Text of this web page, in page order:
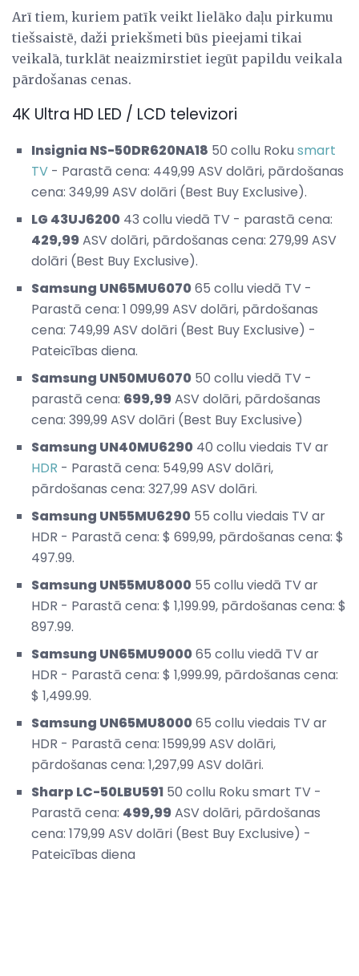
Arī tiem, kuriem patīk veikt lielāko daļu pirkumu
tiešsaistē, daži priekšmeti būs pieejami tikai
veikalā, turklāt neaizmirstiet iegūt papildu veikala
pārdošanas cenas.
4K Ultra HD LED / LCD televizori
Insignia NS-50DR620NA18 50 collu Roku smart
TV - Parastā cena: 449,99 ASV dolāri, pārdošanas
cena: 349,99 ASV dolāri (Best Buy Exclusive).
LG 43UJ6200 43 collu viedā TV - parastā cena:
429,99ASV dolāri, pārdošanas cena: 279,99 ASV
dolāri (Best Buy Exclusive).
Samsung UN65MU607065 collu viedā TV -
Parastā cena: 1 099,99 ASV dolāri, pārdošanas
cena: 749,99 ASV dolāri (Best Buy Exclusive) -
Pateicības diena.
Samsung UN50MU6070 50 collu viedā TV -
parastā cena: 699,99ASV dolāri, pārdošanas
cena: 399,99 ASV dolāri (Best Buy Exclusive)
Samsung UN40MU6290 40 collu viedais TV ar
HDR - Parastā cena: 549,99 ASV dolāri,
pārdošanas cena: 327,99 ASV dolāri.
Samsung UN55MU6290 55 collu viedais TV ar
HDR - Parastā cena: $ 699,99, pārdošanas cena: $
497.99.
Samsung UN55MU8000 55 collu viedā TV ar
HDR - Parastā cena: $ 1,199.99, pārdošanas cena: $
897.99.
Samsung UN65MU900065 collu viedā TV ar
HDR - Parastā cena: $ 1,999.99, pārdošanas cena:
$ 1,499.99.
Samsung UN65MU800065 collu viedais TV ar
HDR - Parastā cena: 1599,99 ASV dolāri,
pārdošanas cena: 1,297,99 ASV dolāri.
Sharp LC-50LBU591 50 collu Roku smart TV -
Parastā cena: 499,99ASV dolāri, pārdošanas
cena: 179,99 ASV dolāri (Best Buy Exclusive) -
Pateicības diena